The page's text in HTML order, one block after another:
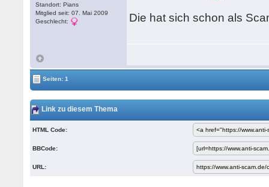
Standort: Pians
Mitglied seit: 07. Mai 2009
Geschlecht:
Die hat sich schon als
Seiten: 1
Link zu diesem Thema
HTML Code:
BBCode:
URL: